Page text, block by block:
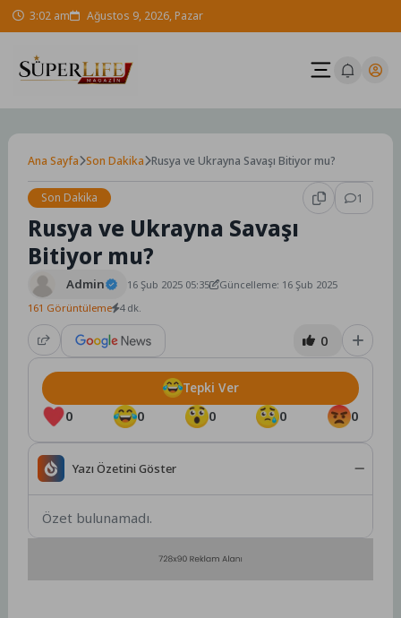
Skip 3:02 am Ağustos 9, 2026, Pazar
Ana Sayfa Son Dakika Rusya ve Ukrayna Savaşı Bitiyor mu?
Son Dakika 1
Rusya ve Ukrayna Savaşı
Bitiyor mu?
Admin 16 Şub 2025 05:35
Güncelleme: 16 Şub 2025
161 Görüntüleme 4 dk.
0
0 0 0 0 0
Tepki Ver
Yazı Özetini Göster
Özet bulunamadı.